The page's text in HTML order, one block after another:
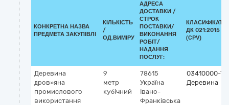
КОНКРЕТНА НАЗВА
ПРЕДМЕТА ЗАКУПІВЛІ
КІЛЬКІСТЬ
/
ОД.ВИМІРУ
АДРЕСА
ДОСТАВКИ /
СТРОК
ПОСТАВКИ/
ВИКОНАННЯ
РОБІТ/
НАДАННЯ
ПОСЛУГ:
ДК 021:2015
(CPV)
Деревина
дров»яна
промислового
використання
9
метр
кубічний
78615
Україна
Івано-
Франківська
03410000-7
Деревина